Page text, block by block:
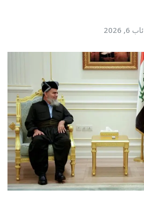
ئاب 6, 2026